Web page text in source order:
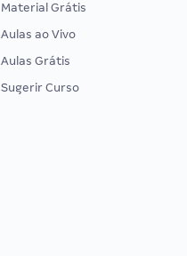
Material Grátis
Aulas ao Vivo
Aulas Grátis
Sugerir Curso